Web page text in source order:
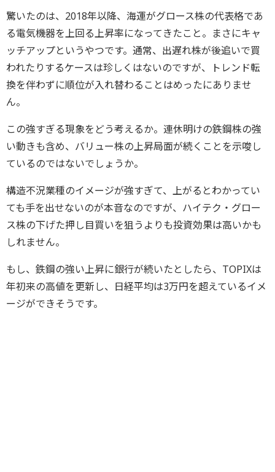
驚いたのは、2018年以降、海運がグロース株の代表格であ
る電気機器を上回る上昇率になってきたこと。まさにキャ
ッチアップというやつです。通常、出遅れ株が後追いで買
われたりするケースは珍しくはないのですが、トレンド転
換を伴わずに順位が入れ替わることはめったにありませ
ん。
この強すぎる現象をどう考えるか。連休明けの鉄鋼株の強
い動きも含め、バリュー株の上昇局面が続くことを示唆し
ているのではないでしょうか。
構造不況業種のイメージが強すぎて、上がるとわかってい
ても手を出せないのが本音なのですが、ハイテク・グロー
ス株の下げた押し目買いを狙うよりも投資効果は高いかも
しれません。
もし、鉄鋼の強い上昇に銀行が続いたとしたら、TOPIXは
年初来の高値を更新し、日経平均は3万円を超えているイメ
ージができそうです。